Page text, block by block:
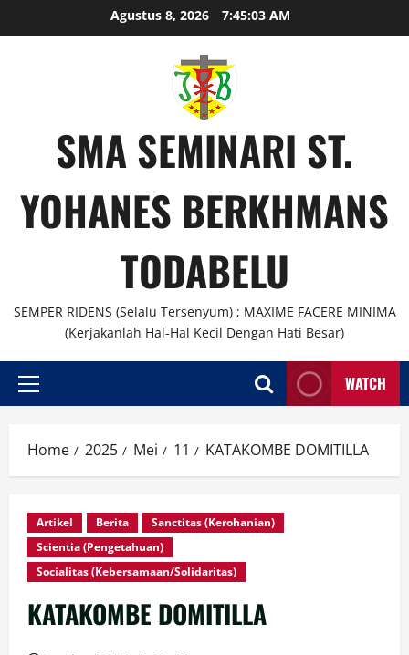
Agustus 8, 2026 7:45:04 AM
SMA SEMINARI ST.
YOHANES BERKHMANS
TODABELU
SEMPER RIDENS (Selalu Tersenyum) ; MAXIME FACERE MINIMA
(Kerjakanlah Hal-Hal Kecil Dengan Hati Besar)
WATCH
Home 2025 Mei 11 KATAKOMBE DOMITILLA
Artikel Berita
Sanctitas (Kerohanian)
Scientia (Pengetahuan)
Socialitas (Kebersamaan/Solidaritas)
KATAKOMBE DOMITILLA